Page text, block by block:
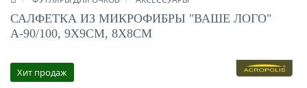
САЛФЕТКА ИЗ МИКРОФИБРЫ "ВАШЕ ЛОГО"
А-90/100, 9Х9СМ, 8Х8СМ
Хит продаж